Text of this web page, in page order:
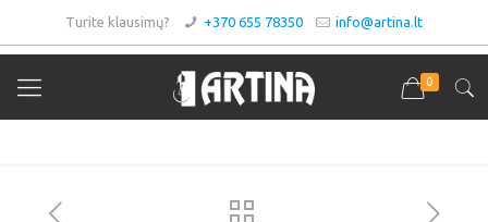
Turite klausimų? +370 655 78350 info@artina.lt
0
Asortimentas